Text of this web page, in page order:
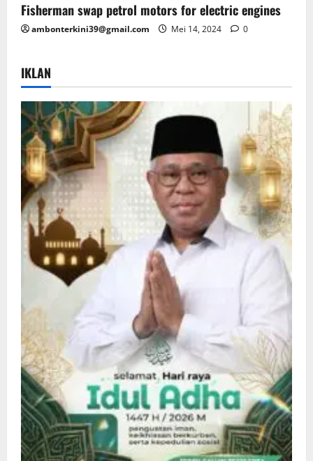
Fisherman swap petrol motors for electric engines
ambonterkini39@gmail.com Mei 14, 2024 0
IKLAN